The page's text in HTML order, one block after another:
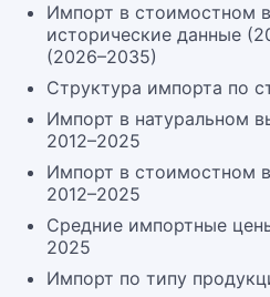
Импорт в стоимостном
исторические данные
(2026–2035)
Структура импорта по
Импорт в натуральном
2012–2025
Импорт в стоимостном
2012–2025
Средние импортные
2025
Импорт по типу